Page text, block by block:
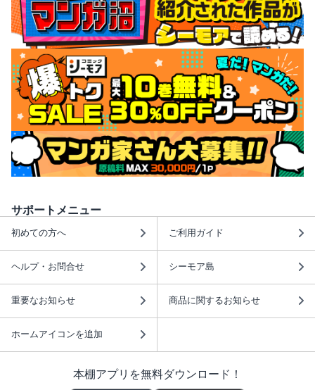
サポートメニュー
初めての方へ ご利用ガイド
ヘルプ・お問合せ シーモア島
重要なお知らせ 商品に関するお知らせ
ホームアイコンを追加
本棚アプリを無料ダウンロード！